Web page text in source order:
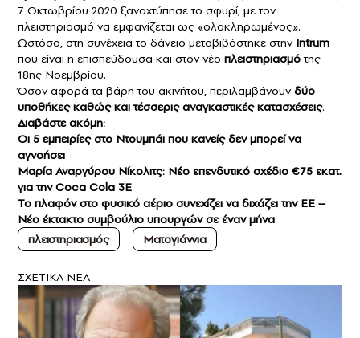
7 Οκτωβρίου 2020 ξαναχτύπησε το σφυρί, με τον
πλειστηριασμό να εμφανίζεται ως «ολοκληρωμένος».
Ωστόσο, στη συνέχεια το δάνειο μεταβιβάστηκε στην Intrum
που είναι η επισπεύδουσα και στον νέο πλειστηριασμότης
18ης Νοεμβρίου.
Όσον αφορά τα βάρη του ακινήτου, περιλαμβάνουνδύο
υποθήκες καθώς και τέσσερις αναγκαστικές κατασχέσεις.
Διαβάστε ακόμη:
Οι 5 εμπειρίες στο Ντουμπάι που κανείς δεν μπορεί να
αγνοήσει
Μαρία Αναργύρου Νίκολιτς: Νέο επενδυτικό σχέδιο €75 εκατ.
για την Coca Cola 3E
Το πλαφόν στο φυσικό αέριο συνεχίζει να διχάζει την ΕΕ –
Νέο έκτακτο συμβούλιο υπουργών σε έναν μήνα
πλειστηριασμός
Ματογιάννια
ΣXETIKA NEA